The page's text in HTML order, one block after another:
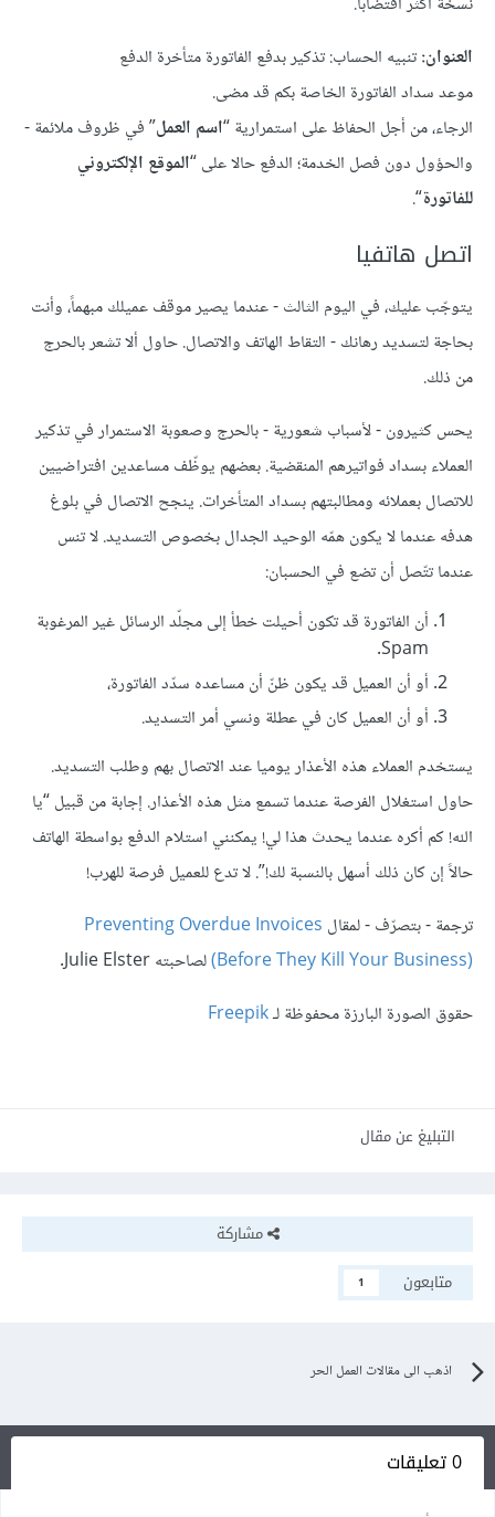
العنوان:تنبيه الحساب: تذكير بدفع الفاتورة متأخرة الدفع
موعد سداد الفاتورة الخاصة بكم قد مضى.
الرجاء، من أجل الحفاظ على استمرارية “اسم العمل” في ظروف ملائمة -
والحؤول دون فصل الخدمة؛ الدفع حالا على “الموقع الإلكتروني
للفاتورة“.
اتصل هاتفيا
يتوجّب عليك، في اليوم الثالث - عندما يصير موقف عميلك مبهماً، وأنت
بحاجة لتسديد رهانك - التقاط الهاتف والاتصال. حاول ألا تشعر بالحرج
من ذلك.
يحس كثيرون - لأسباب شعورية - بالحرج وصعوبة الاستمرار في تذكير
العملاء بسداد فواتيرهم المنقضية. بعضهم يوظّف مساعدين افتراضيين
للاتصال بعملائه ومطالبتهم بسداد المتأخرات. ينجح الاتصال في بلوغ
هدفه عندما لا يكون همّه الوحيد الجدال بخصوص التسديد. لا تنس
عندما تتّصل أن تضع في الحسبان:
أن الفاتورة قد تكون أحيلت خطأ إلى مجلّد الرسائل غير المرغوبة
Spam.
أو أن العميل قد يكون ظنّ أن مساعده سدّد الفاتورة،
أو أن العميل كان في عطلة ونسي أمر التسديد.
يستخدم العملاء هذه الأعذار يوميا عند الاتصال بهم وطلب التسديد.
حاول استغلال الفرصة عندما تسمع مثل هذه الأعذار. إجابة من قبيل “يا
الله! كم أكره عندما يحدث هذا لي! يمكنني استلام الدفع بواسطة الهاتف
حالاً إن كان ذلك أسهل بالنسبة لك!”. لا تدع للعميل فرصة للهرب!
ترجمة - بتصرّف - لمقال Preventing Overdue Invoices
(Before They Kill Your Business)لصاحبته Julie Elster.
حقوق الصورة البارزة محفوظة لـFreepik
التبليغ عن مقال
مشاركة
متابعون
1
اذهب الى مقالات العمل الحر
0 تعليقات